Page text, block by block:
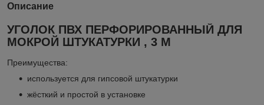
Описание
УГОЛОК ПВХ ПЕРФОРИРОВАННЫЙ ДЛЯ
МОКРОЙ ШТУКАТУРКИ , 3 М
Преимущества:
используется для гипсовой штукатурки
жёсткий и простой в установке